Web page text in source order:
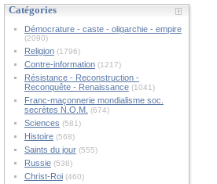
Catégories
Démocrature - caste - oligarchie - empire
(2090)
Religion(1796)
Contre-information(1217)
Résistance - Reconstruction -
Reconquête - Renaissance(1041)
Franc-maçonnerie mondialisme soc.
secrètes N.O.M. (674)
Sciences (581)
Histoire(568)
Saints du jour(555)
Russie(538)
Christ-Roi(460)